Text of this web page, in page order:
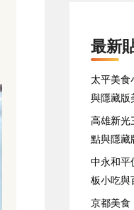
最新
太平美食
與隱藏版
高雄新光
點與隱藏
中永和平
板小吃與
京都美食